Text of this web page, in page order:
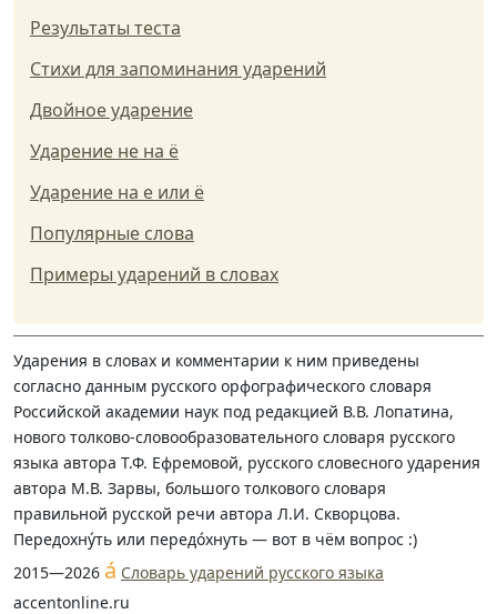
Результаты теста
Стихи для запоминания ударений
Двойное ударение
Ударение не на ё
Ударение на е или ё
Популярные слова
Примеры ударений в словах
Ударения в словах и комментарии к ним приведены
согласно данным русского орфографического словаря
Российской академии наук под редакцией В.В. Лопатина,
нового толково-словообразовательного словаря русского
языка автора Т.Ф. Ефремовой, русского словесного ударения
автора М.В. Зарвы, большого толкового словаря
правильной русской речи автора Л.И. Скворцова.
Передохну́ть или передо́хнуть — вот в чём вопрос :)
2015—2026 á Словарь ударений русского языка
accentonline.ru